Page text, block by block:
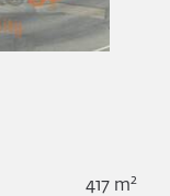
417 m2